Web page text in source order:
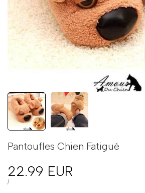
Pantoufles Chien Fatigué
Prix
en
22.99 EUR
PRIX
/PAR